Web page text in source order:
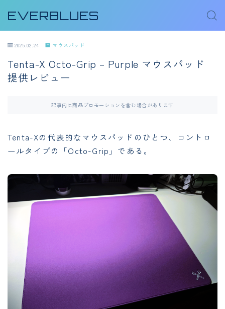
EVERBLUES
2025.02.24 マウスパッド
Tenta-X Octo-Grip – Purple マウスパッド
提供レビュー
記事内に商品プロモーションを含む場合があります
Tenta-Xの代表的なマウスパッドのひとつ、コントロ
ールタイプの「Octo-Grip」である。